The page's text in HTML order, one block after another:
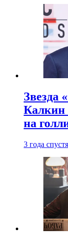
Звезда
Калкин
на
3 года спустя